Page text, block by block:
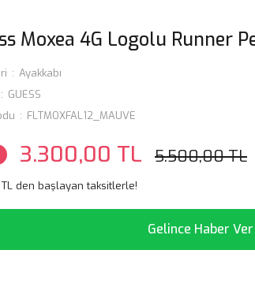
Moxea 4G Logolu Runner
Ayakkabı
GUESS
FLTMOXFAL12_MAUVE
3.300,00 TL 5.500,00 TL
TL den başlayan taksitlerle!
Gelince Haber Ver